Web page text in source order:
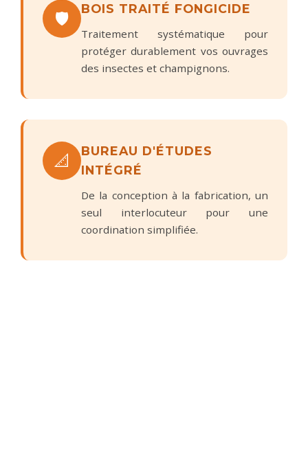
🛡️ BOIS TRAITÉ FONGICIDE
Traitement systématique pour
protéger durablement vos ouvrages
des insectes et champignons.
📐
BUREAU D'ÉTUDES
INTÉGRÉ
De la conception à la fabrication, un
seul interlocuteur pour une
coordination simplifiée.